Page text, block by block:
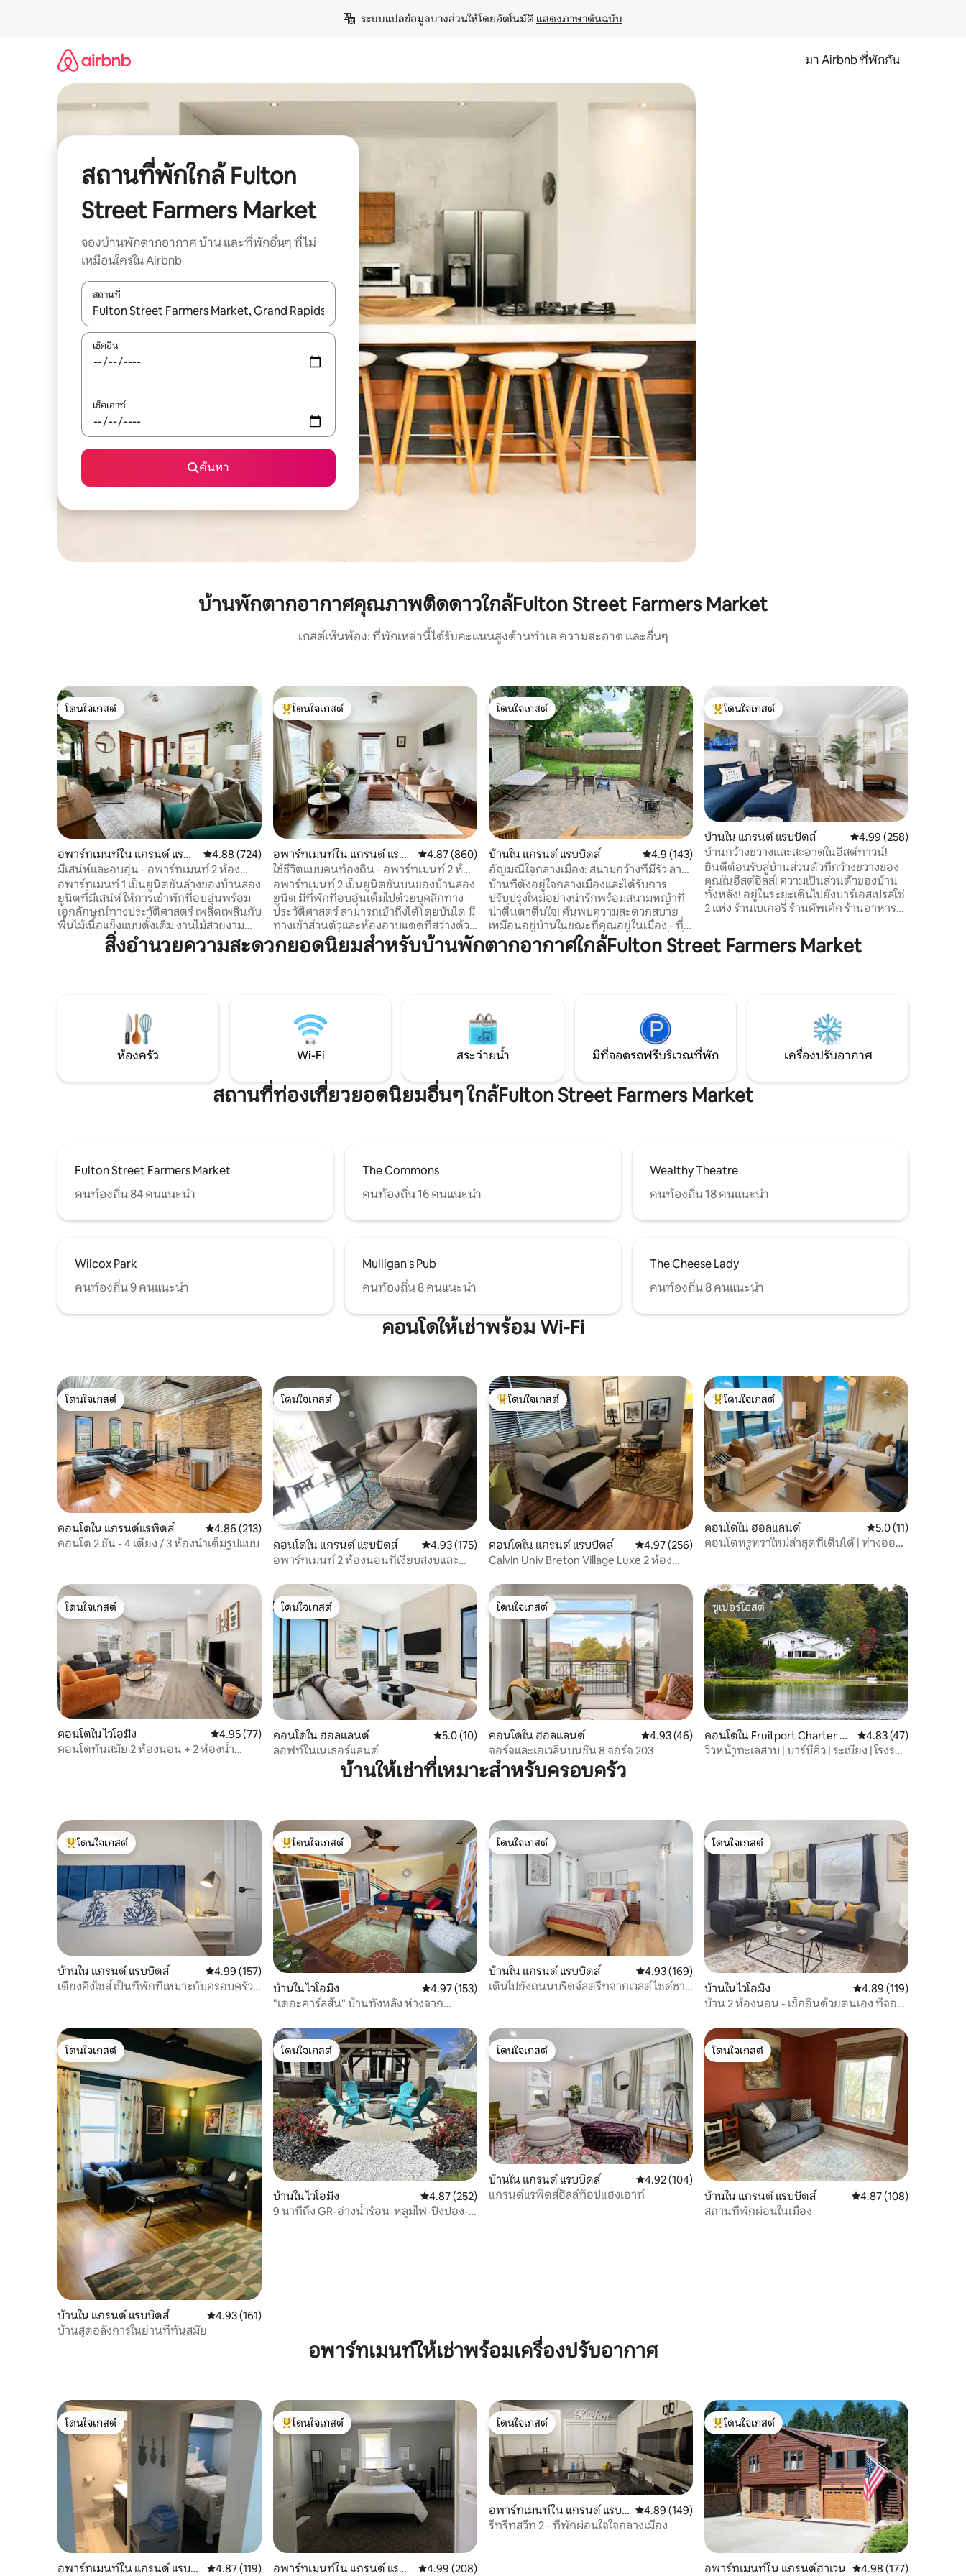
ระบบแปลข้อมูลบางส่วนให้โดยอัตโนมัติ แสดงภาษาต้นฉบับ
มา Airbnb ที่พักกัน
สถานที่พักใกล้ Fulton
Street Farmers Market
จองบ้านพักตากอากาศ บ้าน และที่พักอื่นๆ ที่ไม่
เหมือนใครใน Airbnb
สถานที่
ใช้ลูกศรขึ้นลง หรือใช้การสัมผัสหรือปัด เพื่อสำรวจผลการค้นหา
เช็คอิน
เช็คเอาท์
ค้นหา
บ้านพักตากอากาศคุณภาพติดดาวใกล้Fulton Street Farmers Market
เกสต์เห็นพ้อง: ที่พักเหล่านี้ได้รับคะแนนสูงด้านทำเล ความสะอาด และอื่นๆ
โดนใจเกสต์
โดนใจเกสต์
อพาร์ทเมนท์ใน แกรนด์ แรบบิ
ดส์
คะแนนเฉลี่ย 4.88 จาก 5, 724 รีวิว
4.88 (724)
มีเสน่ห์และอบอุ่น - อพาร์ทเมนท์ 2 ห้อง
นอนโดยเฮอริเทจฮิลล์
อพาร์ทเมนท์ 1 เป็นยูนิตชั้นล่างของบ้านสอง
ยูนิตที่มีเสน่ห์ ให้การเข้าพักที่อบอุ่นพร้อม
เอกลักษณ์ทางประวัติศาสตร์ เพลิดเพลินกับ
พื้นไม้เนื้อแข็งแบบดั้งเดิม งานไม้สวยงาม
และตู้ในตัวในห้องรับประทานอาหารและ
ห้องครัว โต๊ะรับประทานอาหารขนาดใหญ่
ประตูบานเลื่อนแบบดั้งเดิม แต่ละยูนิตมีทาง
เข้าส่วนตัว โปรดทราบว่ายูนิตด้านบนอาจมี
คนเข้าพักอยู่ในระหว่างการเข้าพักของคุณ
โดนใจเกสต์ที่สุด
โดนใจเกสต์
อพาร์ทเมนท์ใน แกรนด์ แรบบิ
ดส์
คะแนนเฉลี่ย 4.87 จาก 5, 860 รีวิว
4.87 (860)
ใช้ชีวิตแบบคนท้องถิ่น - อพาร์ทเมนท์ 2 ห้อง
นอนโดยเฮอริเทจฮิลล์
อพาร์ทเมนท์ 2 เป็นยูนิตชั้นบนของบ้านสอง
ยูนิต มีที่พักที่อบอุ่นเต็มไปด้วยบุคลิกทาง
ประวัติศาสตร์ สามารถเข้าถึงได้โดยบันได มี
ทางเข้าส่วนตัวและห้องอาบแดดที่สว่างด้วย
หน้าต่างแบบดั้งเดิม ห้องครัวเต็มรูปแบบมี
อุปกรณ์ติดตั้งในตัวแบบดั้งเดิม เพลิดเพลิน
บล็อกแสง เหมาะสำหรับผู้เข้าพักที่ชื่นชอบ
เสน่ห์ทางประวัติศาสตร์และบ้านที่อบอุ่น
เหมือนอยู่บ้านตัวเอง
โดนใจเกสต์
โดนใจเกสต์
บ้านใน แกรนด์ แรบบิดส์ คะแนนเฉลี่ย 4.9 จาก 5, 143 รีวิว
4.9 (143)
อัญมณีใจกลางเมือง: สนามกว้างที่มีรั้ว ลาน
ระเบียง ที่จอดรถ!
บ้านที่ตั้งอยู่ใจกลางเมืองและได้รับการ
ปรับปรุงใหม่อย่างน่ารักพร้อมสนามหญ้าที่
น่าตื่นตาตื่นใจ! ค้นพบความสะดวกสบาย
เหมือนอยู่บ้านในขณะที่คุณอยู่ในเมือง - ที่
นอนแคสเปอร์ที่สะดวกสบายห้องครัวที่มีสิ่ง
อำนวยความสะดวกครบครันและเจ้าของ
รถ 5 -7 นาทีถึงทุกอย่างในดาวน์ทาวน์แก
รนด์แรพิดส์ สวรรค์ของวอล์คเกอร์ - คะแนน
95! มีที่จอดรถนอกถนนโดยเฉพาะ
โดนใจเกสต์ที่สุด
โดนใจเกสต์
บ้านใน แกรนด์ แรบบิดส์ คะแนนเฉลี่ย 4.99 จาก 5,
4.99 (258)
บ้านกว้างขวางและสะอาดในอีสต์ทาวน์!
ยินดีต้อนรับสู่บ้านส่วนตัวที่กว้างขวางของ
คุณในอีสต์ฮิลส์! ความเป็นส่วนตัวของบ้าน
ทั้งหลัง! อยู่ในระยะเดินไปยังบาร์เอสเปรสโซ่
2 แห่ง ร้านเบเกอรี่ ร้านคัพเค้ก ร้านอาหาร
แรพิดส์ 1 บล็อก ระบบปรับอากาศส่วนกลาง
ที่นอน Nectar ผ้าปูที่นอนใหม่และหมอนฟู!
คุณทำความสะอาดอะไรเมื่อคุณออกจาก
สิ่งอำนวยความสะดวกยอดนิยมสำหรับบ้านพักตากอากาศใกล้Fulton Street Farmers Market
ห้องครัว Wi-Fi สระว่ายน้ำ มีที่จอดรถฟรีบริเวณที่พัก เครื่องปรับอากาศ
สถานที่ท่องเที่ยวยอดนิยมอื่นๆ ใกล้Fulton Street Farmers Market
Fulton Street Farmers Market
คนท้องถิ่น 84 คนแนะนำ
The Commons
คนท้องถิ่น 16 คนแนะนำ
Wealthy Theatre
คนท้องถิ่น 18 คนแนะนำ
Wilcox Park
คนท้องถิ่น 9 คนแนะนำ
Mulligan's Pub
คนท้องถิ่น 8 คนแนะนำ
The Cheese Lady
คนท้องถิ่น 8 คนแนะนำ
คอนโดให้เช่าพร้อม Wi-Fi
โดนใจเกสต์
โดนใจเกสต์
คอนโดใน แกรนด์แรพิดส์ คะแนนเฉลี่ย 4.86 จาก 5, 213 รีวิว
4.86 (213)
คอนโด 2 ชั้น - 4 เตียง / 3 ห้องน้ำเต็มรูปแบบ
โดนใจเกสต์
โดนใจเกสต์
คอนโดใน แกรนด์ แรบบิดส์ คะแนนเฉลี่ย 4.93 จาก 5, 175 รีวิว
4.93 (175)
อพาร์ทเมนท์ 2 ห้องนอนที่เงียบสงบและ
โดนใจเกสต์ที่สุด
โดนใจเกสต์
คอนโดใน แกรนด์ แรบบิดส์ คะแนนเฉลี่ย 4.97 จาก 5, 256 รีวิว
4.97 (256)
Calvin Univ Breton Village Luxe 2 ห้อง
โดนใจเกสต์ที่สุด
โดนใจเกสต์
คอนโดใน ฮอลแลนด์ คะแนนเฉลี่ย 5.0 จาก
5.0 (11)
คอนโดหรูหราใหม่ล่าสุดที่เดินได้ | ห่างออก
โดนใจเกสต์
โดนใจเกสต์
คอนโดใน ไวโอมิง คะแนนเฉลี่ย 4.95 จาก 5, 77 รีวิว
4.95 (77)
คอนโดทันสมัย 2 ห้องนอน + 2 ห้องน้ำ
โดนใจเกสต์
โดนใจเกสต์
คอนโดใน ฮอลแลนด์ คะแนนเฉลี่ย 5.0 จาก 5, 10 รีวิว
5.0 (10)
ลอฟท์ในเนเธอร์แลนด์
โดนใจเกสต์
โดนใจเกสต์
คอนโดใน ฮอลแลนด์ คะแนนเฉลี่ย 4.93 จาก 5, 46 รีวิว
4.93 (46)
จอร์จและเอเวลินบนชั้น 8 จอร์จ 203
ซูเปอร์โฮสต์
ซูเปอร์โฮสต์
คอนโดใน Fruitport Charter To
wnship
คะแนนเฉลี่ย 4.83 จาก
4.83 (47)
วิวหน้าทะเลสาบ | บาร์บีคิว | ระเบียง | โรงรถ |
บ้านให้เช่าที่เหมาะสำหรับครอบครัว
โดนใจเกสต์ที่สุด
โดนใจเกสต์
บ้านใน แกรนด์ แรบบิดส์ คะแนนเฉลี่ย 4.99 จาก 5, 157 รีวิว
4.99 (157)
เตียงคิงไซส์ เป็นที่พักที่เหมาะกับครอบครัว
โดนใจเกสต์ที่สุด
โดนใจเกสต์
บ้านใน ไวโอมิง คะแนนเฉลี่ย 4.97 จาก 5, 153 รีวิว
4.97 (153)
"เดอะคาร์ลสัน" บ้านทั้งหลัง ห่างจาก
โดนใจเกสต์
โดนใจเกสต์
บ้านใน แกรนด์ แรบบิดส์ คะแนนเฉลี่ย 4.93 จาก 5, 169 รีวิว
4.93 (169)
เดินไปยังถนนบริดจ์สตรีทจากเวสต์ไซด์ชาร์
โดนใจเกสต์
โดนใจเกสต์
บ้านใน ไวโอมิง คะแนนเฉลี่ย 4.89 จาก
4.89 (119)
บ้าน 2 ห้องนอน - เช็กอินด้วยตนเอง ที่จอด
โดนใจเกสต์
โดนใจเกสต์
บ้านใน แกรนด์ แรบบิดส์ คะแนนเฉลี่ย 4.93 จาก 5, 161 รีวิว
4.93 (161)
บ้านสุดอลังการในย่านที่ทันสมัย
โดนใจเกสต์
โดนใจเกสต์
บ้านใน ไวโอมิง คะแนนเฉลี่ย 4.87 จาก 5, 252 รีวิว
4.87 (252)
9 นาทีถึง GR-อ่างน้ำร้อน-หลุมไฟ-ปิงปอง-
โดนใจเกสต์
โดนใจเกสต์
บ้านใน แกรนด์ แรบบิดส์ คะแนนเฉลี่ย 4.92 จาก 5, 104 รีวิว
4.92 (104)
แกรนด์แรพิดส์ฮิลล์ท็อปแฮงเอาท์
โดนใจเกสต์
โดนใจเกสต์
บ้านใน แกรนด์ แรบบิดส์ คะแนนเฉลี่ย 4.87 จาก
4.87 (108)
สถานที่พักผ่อนในเมือง
อพาร์ทเมนท์ให้เช่าพร้อมเครื่องปรับอากาศ
โดนใจเกสต์
โดนใจเกสต์
อพาร์ทเมนท์ใน แกรนด์ แรบบิ
คะแนนเฉลี่ย 4.87 จาก 5, 119 รีวิว
4.87 (119)
โดนใจเกสต์ที่สุด
โดนใจเกสต์
อพาร์ทเมนท์ใน แกรนด์ แรบบิ
คะแนนเฉลี่ย 4.99 จาก 5, 208 รีวิว
4.99 (208)
โดนใจเกสต์
โดนใจเกสต์
อพาร์ทเมนท์ใน แกรนด์ แรบบิ
ดส์
คะแนนเฉลี่ย 4.89 จาก 5, 149 รีวิว
4.89 (149)
รีทรีทสวีท 2 - ที่พักผ่อนใจใจกลางเมือง
โดนใจเกสต์ที่สุด
โดนใจเกสต์
อพาร์ทเมนท์ใน แกรนด์ฮาเวน คะแนนเฉลี่ย 4.98 จาก
4.98 (177)